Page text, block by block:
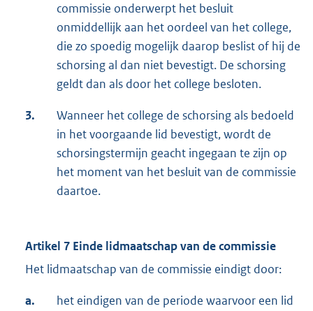
commissie onderwerpt het besluit
onmiddellijk aan het oordeel van het college,
die zo spoedig mogelijk daarop beslist of hij de
schorsing al dan niet bevestigt. De schorsing
geldt dan als door het college besloten.
3.
Wanneer het college de schorsing als bedoeld
in het voorgaande lid bevestigt, wordt de
schorsingstermijn geacht ingegaan te zijn op
het moment van het besluit van de commissie
daartoe.
Artikel 7 Einde lidmaatschap van de commissie
Het lidmaatschap van de commissie eindigt door:
a.
het eindigen van de periode waarvoor een lid